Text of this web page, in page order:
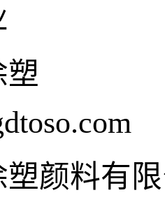
塑
塑颜料有